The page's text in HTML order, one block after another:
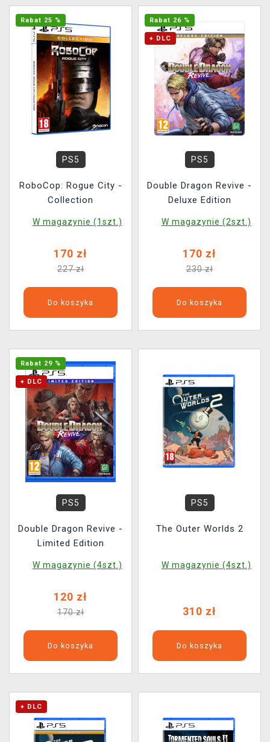
Rabat 25 %
PS5
RoboCop: Rogue City -
Collection
W magazynie (1szt.)
170 zł
227 zł
Do koszyka
Rabat 26 %
+ DLC
PS5
Double Dragon Revive -
Deluxe Edition
W magazynie (2szt.)
170 zł
230 zł
Do koszyka
Rabat 29 %
+ DLC
PS5
Double Dragon Revive -
Limited Edition
W magazynie (4szt.)
120 zł
170 zł
Do koszyka
PS5
The Outer Worlds 2
W magazynie (4szt.)
310 zł
Do koszyka
+ DLC